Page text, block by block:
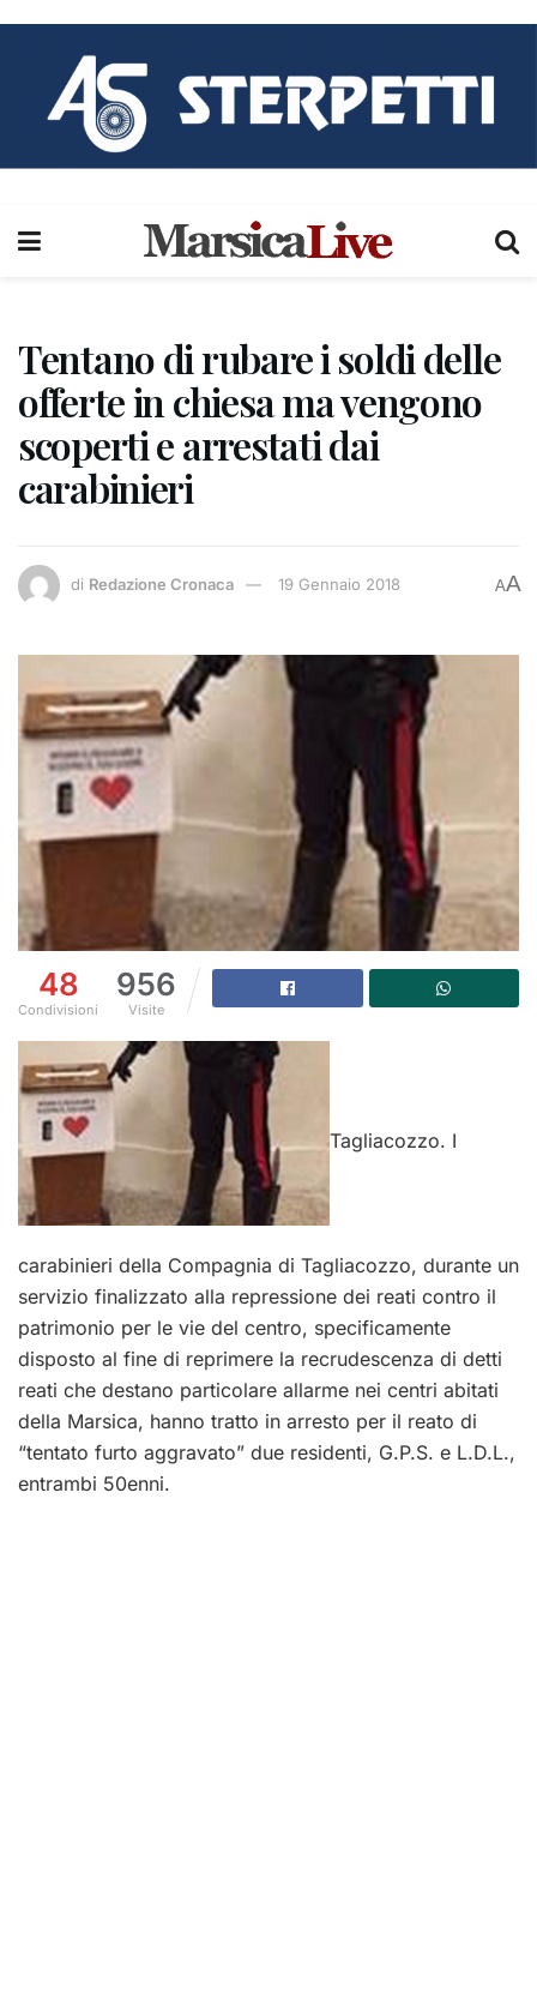
Tentano di rubare i soldi delle
offerte in chiesa ma vengono
scoperti e arrestati dai
carabinieri
di Redazione Cronaca 19 Gennaio 2018 AA
48
Condivisioni
956
Visite
Tagliacozzo. I
carabinieri della Compagnia di Tagliacozzo, durante un
servizio finalizzato alla repressione dei reati contro il
patrimonio per le vie del centro, specificamente
disposto al fine di reprimere la recrudescenza di detti
reati che destano particolare allarme nei centri abitati
della Marsica, hanno tratto in arresto per il reato di
“tentato furto aggravato” due residenti, G.P.S. e L.D.L.,
entrambi 50enni.